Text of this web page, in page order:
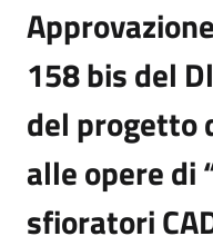
158 bis del
del progetto
alle opere di
sfioratori